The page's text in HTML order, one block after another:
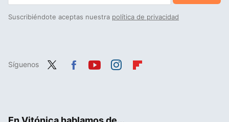
Suscribiéndote aceptas nuestra política de privacidad
Síguenos